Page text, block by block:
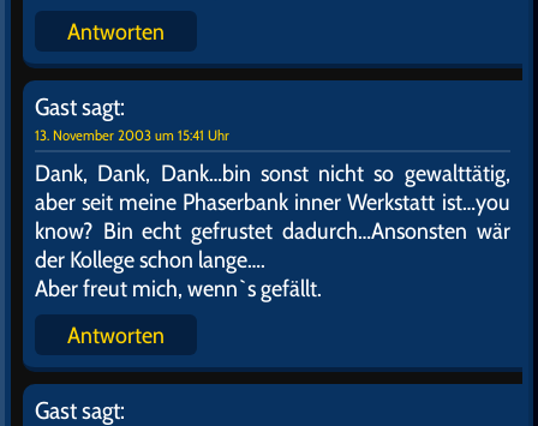
Antworten
Gastsagt:
13. November 2003 um 15:41 Uhr
Dank, Dank, Dank…bin sonst nicht so gewalttätig,
aber seit meine Phaserbank inner Werkstatt ist…you
know? Bin echt gefrustet dadurch…Ansonsten wär
der Kollege schon lange….
Aber freut mich, wenn`s gefällt.
Antworten
Gastsagt: